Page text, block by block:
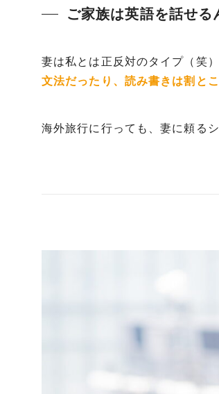
ご家族は英語を話せる
妻は私とは正反対のタイプ（笑
文法だったり、読み書きは割と
海外旅行に行っても、妻に頼る